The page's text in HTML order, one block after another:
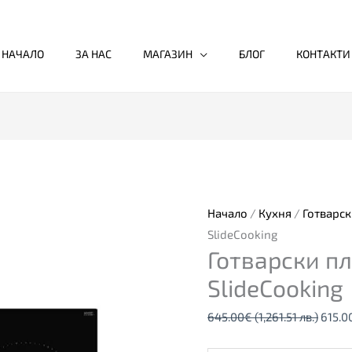
НАЧАЛО ЗА НАС МАГАЗИН БЛОГ КОНТАКТИ
Начало / Кухня /
SlideCooking
Готварски
SlideCooking
645.00€(1,261.51 лв.)
лв.).
плот
IZS
67620
SlideCooking